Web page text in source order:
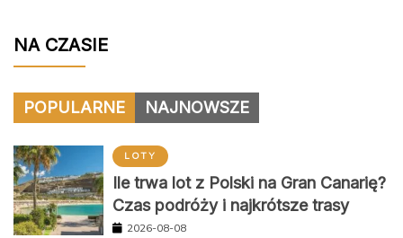
NA CZASIE
POPULARNE NAJNOWSZE
LOTY
Ile trwa lot z Polski na Gran Canarię?
Czas podróży i najkrótsze trasy
2026-08-08